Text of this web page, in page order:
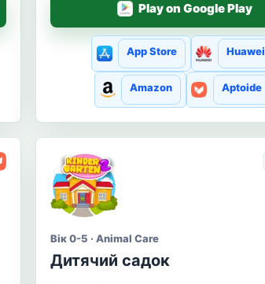
Play on Google Play
App Store Huawei
Amazon Aptoide
Вік 0-5 · Animal Care
Дитячий садок